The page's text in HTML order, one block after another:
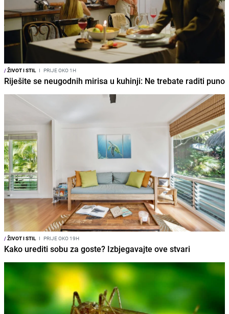
/ŽIVOT I STIL I PRIJE OKO 1H
Riješite se neugodnih mirisa u kuhinji: Ne trebate raditi puno
/ŽIVOT I STIL I PRIJE OKO 19H
Kako urediti sobu za goste? Izbjegavajte ove stvari